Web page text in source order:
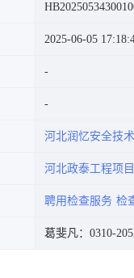
2025-06-05
河北润忆安全技
河北政泰工程项
聘用检查服务 检
葛斐凡：0310-